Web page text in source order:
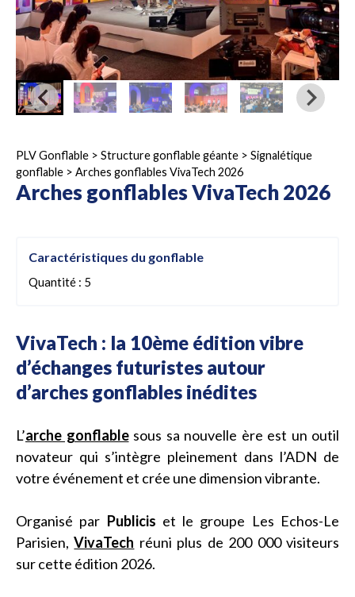
PLV Gonflable > Structure gonflable géante > Signalétique
gonflable > Arches gonflables VivaTech 2026
Arches gonflables VivaTech 2026
Caractéristiques du gonflable
Quantité : 5
VivaTech : la 10ème édition vibre
d’échanges futuristes autour
d’arches gonflables inédites
L’arche gonflablesous sa nouvelle ère est un outil
novateur qui s’intègre pleinement dans l’ADN de
votre événement et crée une dimension vibrante.
Organisé par Publicis et le groupe Les Echos-Le
Parisien,VivaTech réuni plus de 200 000 visiteurs
sur cette édition 2026.